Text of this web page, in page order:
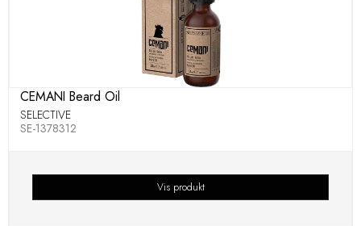
CEMANI Beard Oil
SELECTIVE
SE-1378312
Vis produkt